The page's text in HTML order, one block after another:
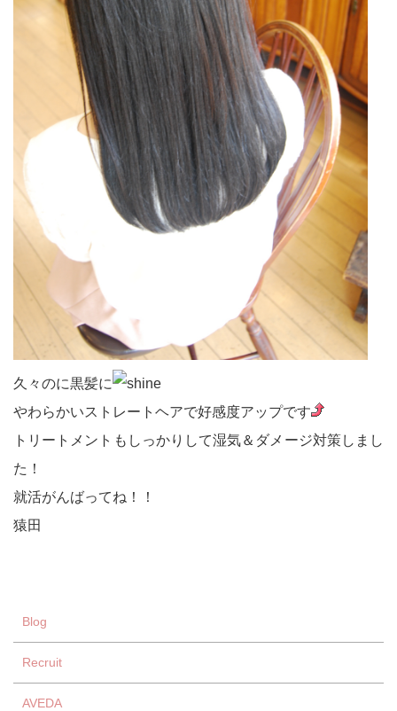
久々のに黒髪に
やわらかいストレートヘアで好感度アップです
トリートメントもしっかりして湿気＆ダメージ対策しまし
た！
就活がんばってね！！
猿田
Blog
Recruit
AVEDA